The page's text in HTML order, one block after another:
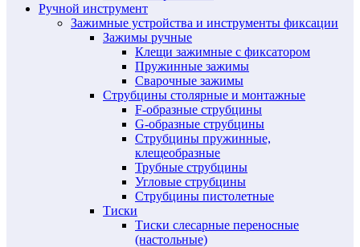
Ручной инструмент
Зажимные устройства и инструменты фиксации
Зажимы ручные
Клещи зажимные с фиксатором
Пружинные зажимы
Сварочные зажимы
Струбцины столярные и монтажные
F-образные струбцины
G-образные струбцины
Струбцины пружинные,
клещеобразные
Трубные струбцины
Угловые струбцины
Струбцины пистолетные
Тиски
Тиски слесарные переносные
(настольные)